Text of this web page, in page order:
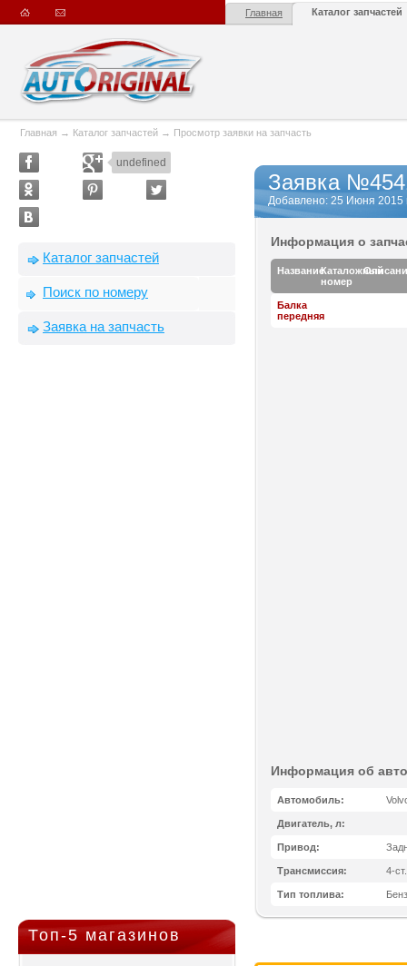
Главная Каталог запчастей
Главная → Каталог запчастей → Просмотр заявки на запчасть
undefined
Каталог запчастей
Поиск по номеру
Заявка на запчасть
Топ-5 магазинов
Заявка
Добавлено: 25 Июня 2015
Информация о
НазваниеКаталожный
номер
Балка
передняя
Информация об
Автомобиль:
Двигатель, л:
Привод:
Трансмиссия: 4-
Тип топлива: